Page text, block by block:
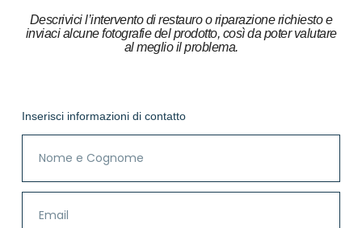
Descrivici l’intervento di restauro o riparazione richiesto e
inviaci alcune fotografie del prodotto, così da poter valutare
al meglio il problema.
Inserisci informazioni di contatto